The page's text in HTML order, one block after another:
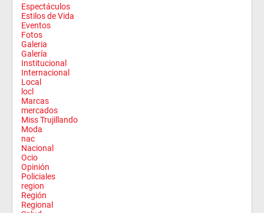
Espectáculos
Estilos de Vida
Eventos
Fotos
Galeria
Galería
Institucional
Internacional
Local
locl
Marcas
mercados
Miss Trujillando
Moda
nac
Nacional
Ocio
Opinión
Policiales
region
Región
Regional